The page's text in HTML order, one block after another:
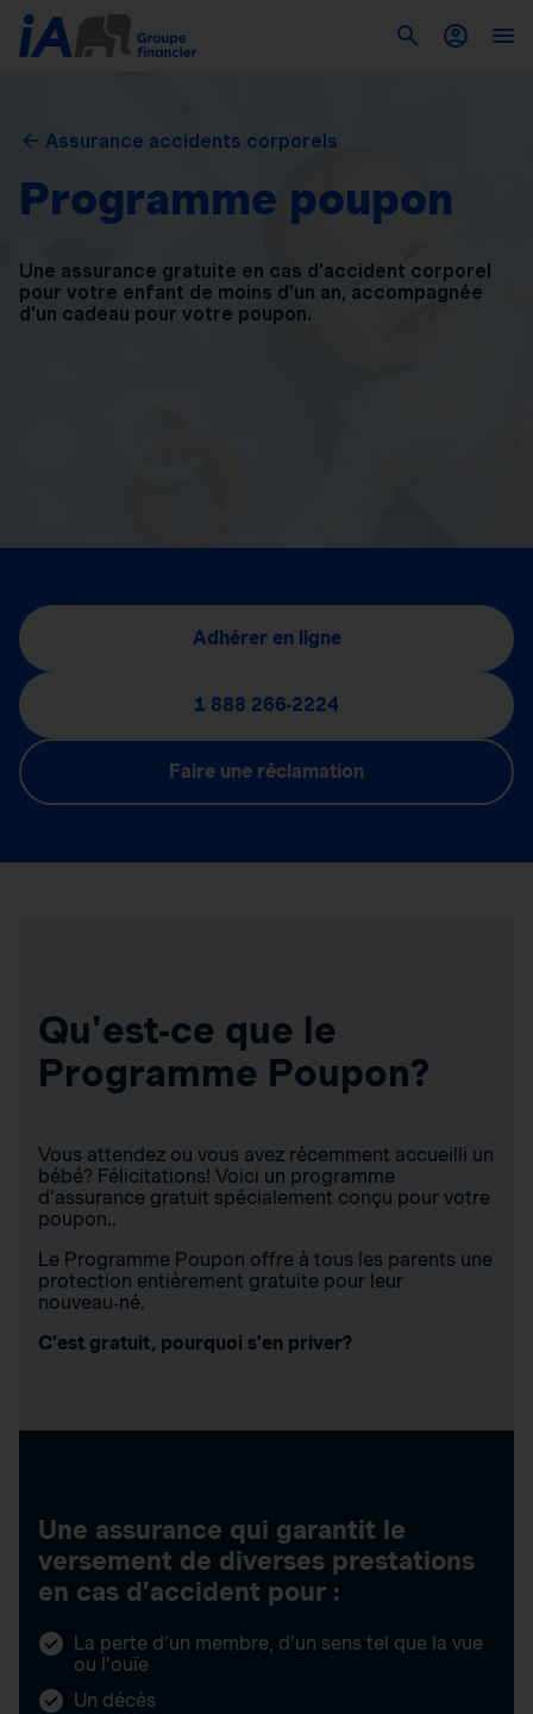
Assurance accidents corporels
Programme poupon
Une assurance gratuite en cas d’accident corporel
pour votre enfant de moins d’un an, accompagnée
d’un cadeau pour votre poupon.
Adhérer en ligne
1 888 266-2224
Faire une réclamation
Qu'est-ce que le
Programme Poupon?
Vous attendez ou vous avez récemment accueilli un
bébé? Félicitations! Voici un programme
d’assurance gratuit spécialement conçu pour votre
poupon..
Le Programme Poupon offre à tous les parents une
protection entièrement gratuite pour leur
nouveau‑né.
C’est gratuit, pourquoi s’en priver?
Une assurance qui garantit le
versement de diverses prestations
en cas d’accident pour :
La perte d’un membre, d’un sens tel que la vue
ou l’ouïe
Un décès